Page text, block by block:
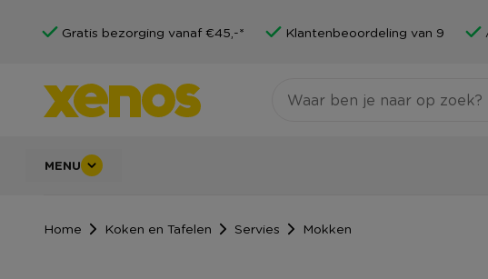
Gratis bezorging vanaf €45,-* Klantenbeoordeling van 9
MENU
Home Koken en Tafelen Servies Mokken